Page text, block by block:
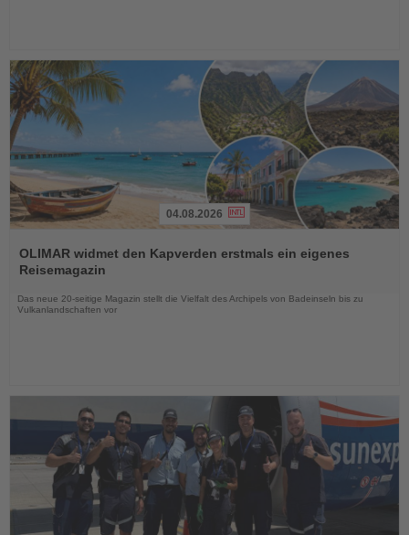
Sie
die
Nachrichten
04.08.2026
OLIMAR widmet den Kapverden erstmals ein eigenes
Reisemagazin
Das neue 20-seitige Magazin stellt die Vielfalt des Archipels von Badeinseln bis zu
Vulkanlandschaften vor